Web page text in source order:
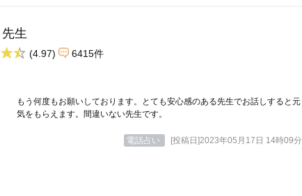
生
(4.97) 6415件
もう何度もお願いしております。とても安心感のある先生でお話しすると元
気をもらえます。間違いない先生です。
電話占い [投稿日]2023年05月17日 14時09分